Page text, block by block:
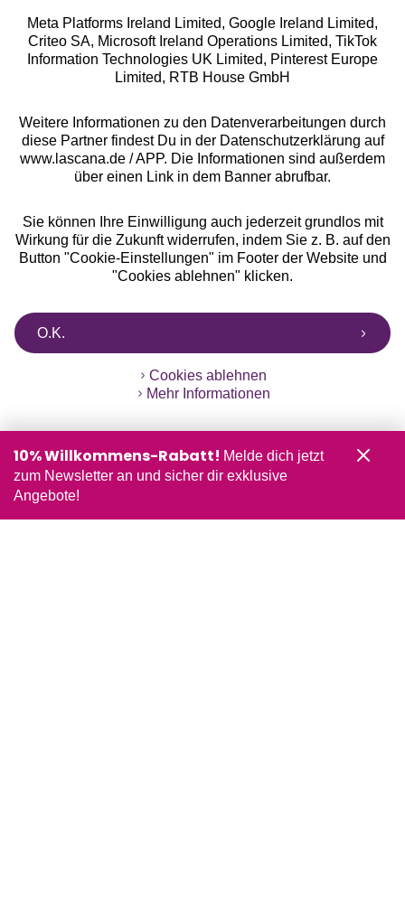
Alle Preise inkl. MwSt., zzgl.
Versandkosten
** Bonität vorausgesetzt, berechtigt zur Bonitätsprüfung
Meta Platforms Ireland Limited, Google Ireland Limited,
Criteo SA, Microsoft Ireland Operations Limited, TikTok
Information Technologies UK Limited, Pinterest Europe
Limited, RTB House GmbH
Weitere Informationen zu den Datenverarbeitungen durch
diese Partner findest Du in der Datenschutzerklärung auf
www.lascana.de / APP. Die Informationen sind außerdem
über einen Link in dem Banner abrufbar.
Sie können Ihre Einwilligung auch jederzeit grundlos mit
Wirkung für die Zukunft widerrufen, indem Sie z. B. auf den
Button "Cookie-Einstellungen" im Footer der Website und
"Cookies ablehnen" klicken.
O.K.
Cookies ablehnen
Mehr Informationen
10% Willkommens-Rabatt! Melde dich jetzt
zum Newsletter an und sicher dir exklusive
Angebote!